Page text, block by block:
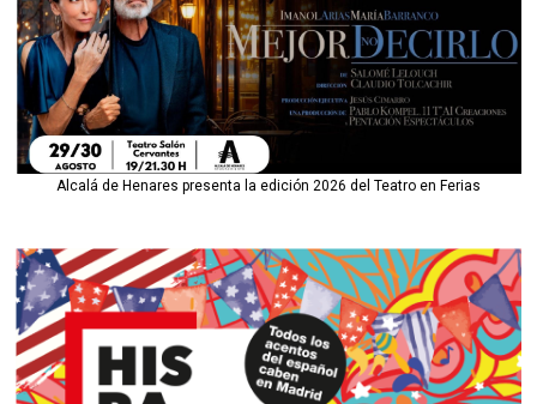
Alcalá de Henares presenta la edición 2026 del Teatro en Ferias